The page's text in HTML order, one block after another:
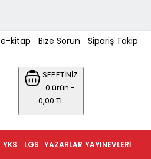
e-kitap Bize Sorun Sipariş Takip
SEPETİNİZ
0 ürün -
0,00 TL
YAYINEVLERI
YAZARLAR
LGS
YKS